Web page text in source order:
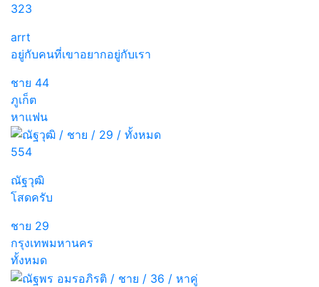
323
arrt
อยู่กับคนที่เขาอยากอยู่กับเรา
ชาย 44
ภูเก็ต
หาแฟน
554
ณัฐวุฒิ
โสดครับ
ชาย 29
กรุงเทพมหานคร
ทั้งหมด